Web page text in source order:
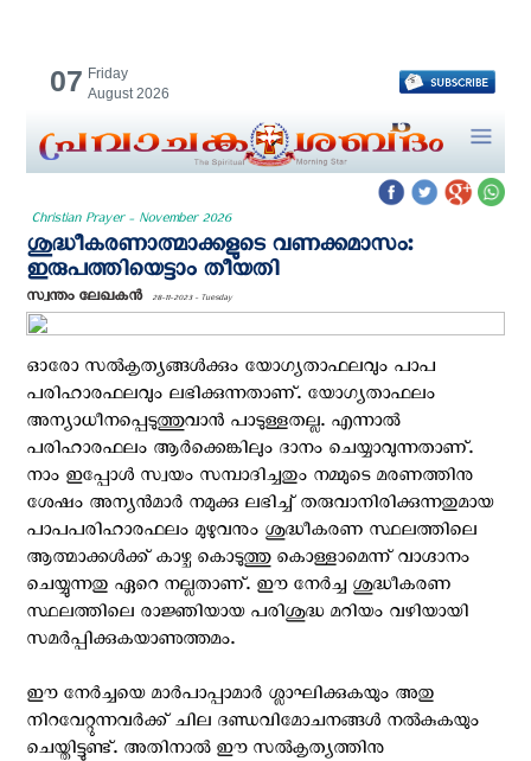
07 Friday
August 2026
Christian Prayer - November 2026
ശുദ്ധീകരണാത്മാക്കളുടെ വണക്കമാസം:
ഇരുപത്തിയെട്ടാം തീയതി
സ്വന്തം ലേഖകന്‍ 28-11-2023 - Tuesday
ഓരോ സല്‍കൃത്യങ്ങള്‍ക്കും യോഗ്യതാഫലവും പാപ
പരിഹാരഫലവും ലഭിക്കുന്നതാണ്. യോഗ്യതാഫലം
അന്യാധീനപ്പെടുത്തുവാന്‍ പാടുള്ളതല്ല. എന്നാല്‍
പരിഹാരഫലം ആര്‍ക്കെങ്കിലും ദാനം ചെയ്യാവുന്നതാണ്.
നാം ഇപ്പോള്‍ സ്വയം സമ്പാദിച്ചതും നമ്മുടെ മരണത്തിനു
ശേഷം അന്യന്‍മാര്‍ നമുക്കു ലഭിച്ച് തരുവാനിരിക്കുന്നതുമായ
പാപപരിഹാരഫലം മുഴുവനും ശുദ്ധീകരണ സ്ഥലത്തിലെ
ആത്മാക്കള്‍ക്ക് കാഴ്ച കൊടുത്തു കൊള്ളാമെന്ന് വാഗ്ദാനം
ചെയ്യുന്നതു ഏറെ നല്ലതാണ്. ഈ നേര്‍ച്ച ശുദ്ധീകരണ
സ്ഥലത്തിലെ രാജ്ഞിയായ പരിശുദ്ധ മറിയം വഴിയായി
സമര്‍പ്പിക്കുകയാണുത്തമം.
ഈ നേര്‍ച്ചയെ മാര്‍പാപ്പാമാര്‍ ശ്ലാഘിക്കുകയും അതു
നിറവേറ്റുന്നവര്‍ക്ക് ചില ദണ്ഡവിമോചനങ്ങള്‍ നല്‍കുകയും
ചെയ്തിട്ടുണ്ട്. അതിനാല്‍ ഈ സല്‍കൃത്യത്തിനു